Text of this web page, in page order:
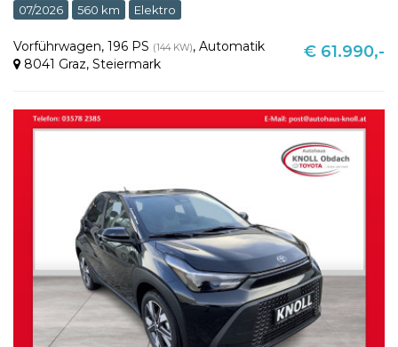
07/2026 560 km Elektro
Vorführwagen, 196 PS (144 KW), Automatik
8041 Graz, Steiermark
€ 61.990,-